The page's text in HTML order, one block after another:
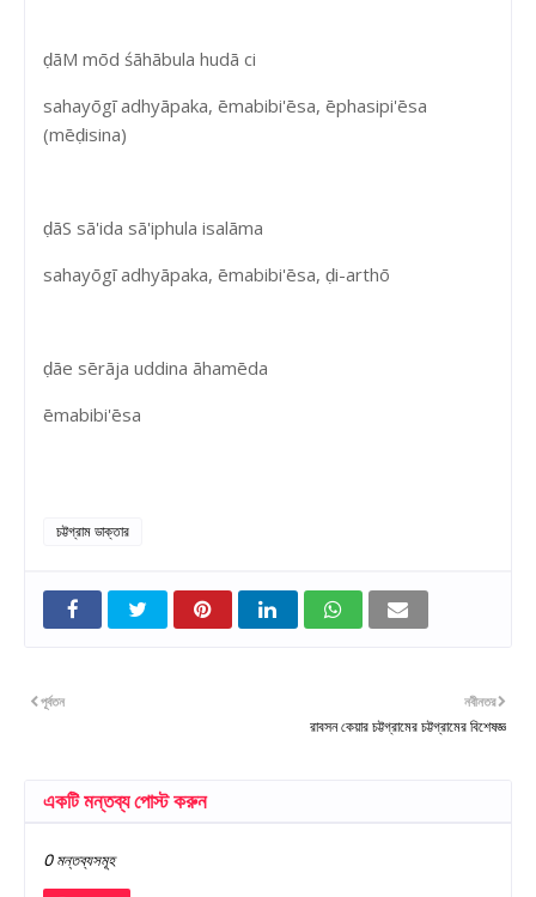
ḍāM mōd śāhābula hudā ci
sahayōgī adhyāpaka, ēmabibi'ēsa, ēphasipi'ēsa
(mēḍisina)
ḍāS sā'ida sā'iphula isalāma
sahayōgī adhyāpaka, ēmabibi'ēsa, ḍi-arthō
ḍāe sērāja uddina āhamēda
ēmabibi'ēsa
চট্টগ্রাম ডাক্তার
নবীনতর
রাবসন কেয়ার চট্টগ্রামের চট্টগ্রামের বিশেষজ্ঞ
পূর্বতন
একটি মন্তব্য পোস্ট করুন
0 মন্তব্যসমূহ